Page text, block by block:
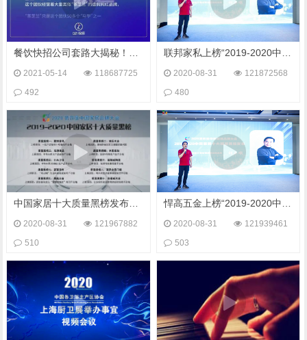
2021-05-14
118687725
492
2020-08-31
121872568
480
2020-08-31
121967882
510
2020-08-31
121939461
503